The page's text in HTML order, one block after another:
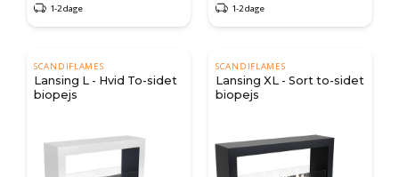
1-2 dage 1-2 dage
SCANDIFLAMES
Lansing L - Hvid To-sidet
biopejs
SCANDIFLAMES
Lansing XL - Sort to-sidet
biopejs